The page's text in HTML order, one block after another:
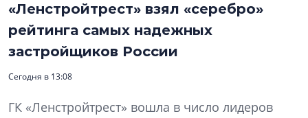
«Ленстройтрест» взял «серебро»
рейтинга самых надежных
застройщиков России
Сегодня в 13:08
ГК «Ленстройтрест» вошла в число лидеров